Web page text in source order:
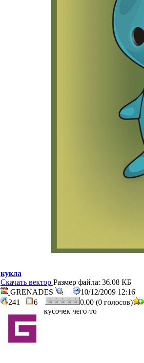
кукла
Скачать вектор Размер файла: 36.08 КБ
GRENADES
10/12/2009 12:16
241
6 0.00 (0 голосов)
кусочек чего-то